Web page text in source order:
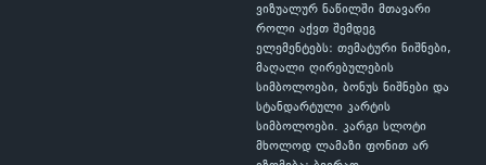
ვიზუალურ ნაწილში მთავარი
როლი აქვთ შემდეგ
ელემენტებს: თემატური ნიშნები,
მაღალი ღირებულების
სიმბოლოები, ბონუს ნიშნები და
სტანდარტული კარტის
სიმბოლოები. კარგი სლოტი
მხოლოდ ლამაზი ფონით არ